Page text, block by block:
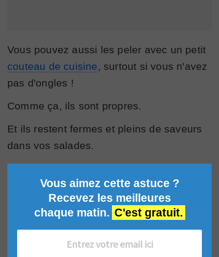
Vous pouvez aussi les peler avec un petit
couteau de cuisine, surtout si vous n'avez
pas d'ongles !
Comme ça, ils sont propres.
Et ils restent fermes et pleins de saveurs
dans vos salades.
Vous aimez cette astuce ?
Recevez les meilleures
chaque matin. C'est gratuit.